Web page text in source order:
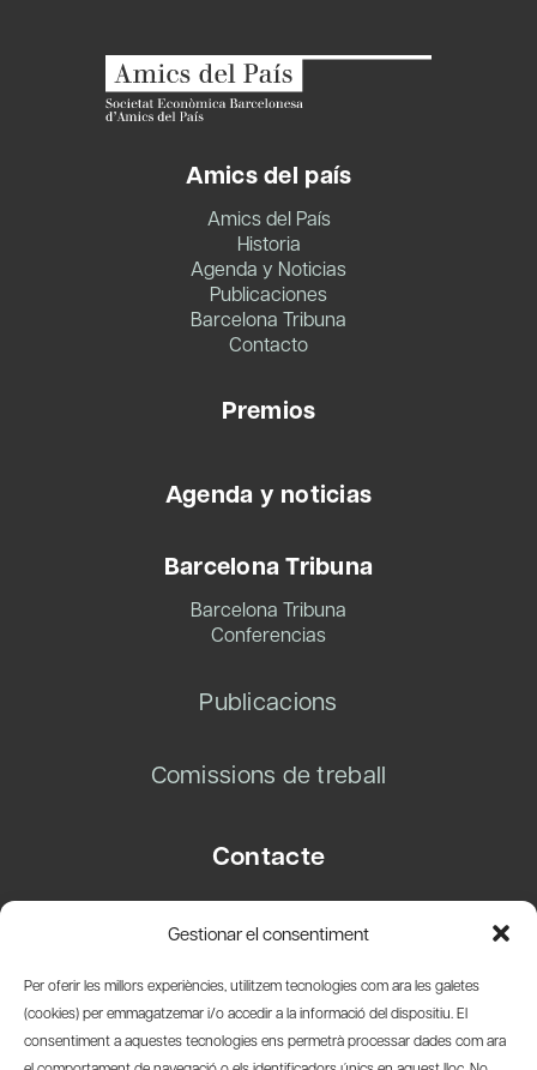
Gestionar el consentiment
Per oferir les millors experiències, utilitzem tecnologies com ara les galetes
(cookies) per emmagatzemar i/o accedir a la informació del dispositiu. El
consentiment a aquestes tecnologies ens permetrà processar dades com ara
Amics del país
Amics del País
Historia
Agenda y Noticias
Publicaciones
Barcelona Tribuna
Contacto
Premios
Agenda y noticias
Barcelona Tribuna
Barcelona Tribuna
Conferencias
Publicacions
Comissions de treball
Contacte
08003 Barcelona
info@amicsdelpais.com
Suscripció Newsletter